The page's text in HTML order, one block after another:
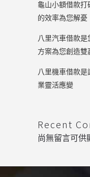
龜山小額借款打
的效率為您解憂
八里汽車借款
方案為您創造雙
八里機車借款
業靈活應變
Recent
尚無留言可供